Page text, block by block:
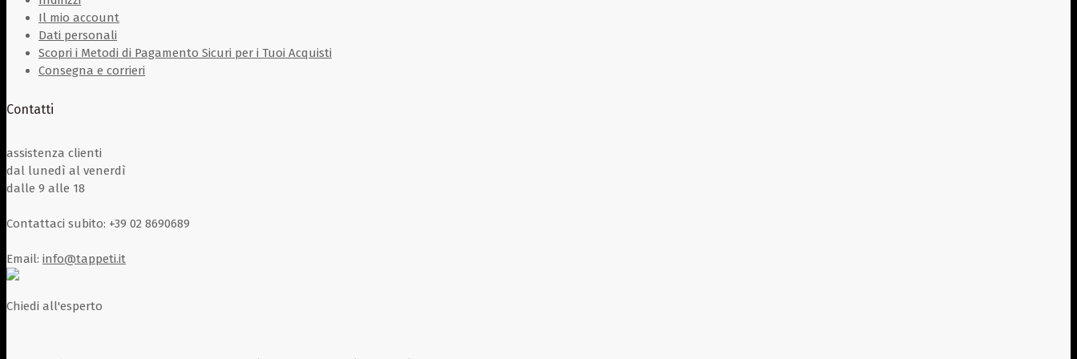
Il mio account
Dati personali
Scopri i Metodi di Pagamento Sicuri per i Tuoi Acquisti
Consegna e corrieri
Contatti
assistenza clienti
dal lunedì al venerdì
dalle 9 alle 18
Contattaci subito: +39 02 8690689
Email: info@tappeti.it
Chiedi all'esperto